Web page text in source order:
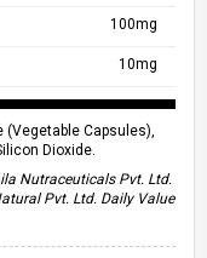
100mg
10mg
Capsules),
Dioxide.
Nutraceuticals Pvt. Ltd.
Pvt. Ltd. Daily Value